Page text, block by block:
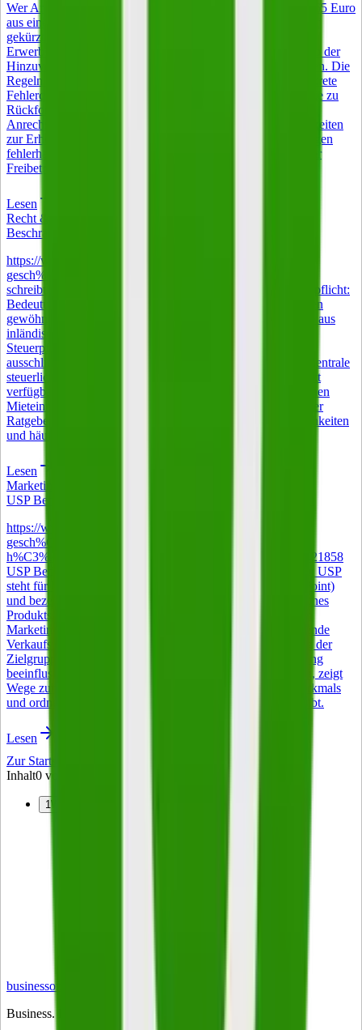
Wer Arbeitslosengeld I bezieht, darf 2026 monatlich bis zu 165 Euro
aus einem Nebenjob behalten, ohne dass das Arbeitslosengeld
gekürzt wird. Voraussetzung ist, dass die wöchentliche
Erwerbstätigkeit unter 15 Stunden bleibt. Jeder Euro oberhalb der
Hinzuverdienstgrenze wird vollständig vom ALG I abgezogen. Die
Regeln wirken auf den ersten Blick einfach, haben aber konkrete
Fehlerquellen bei Anrechnung, Meldepflichten und Steuer, die zu
Rückforderungen führen können. Dieser Guide erklärt die
Anrechnungsmechanik mit Beispielrechnung, zeigt Möglichkeiten
zur Erhöhung des Freibetrags und hilft beim Widerspruch gegen
fehlerhafte Bescheide. Die Kurzversion 165 Euro monatlicher
Freibetrag auf den Nebenverdienst bei ALG-I-Bezug.
Lesen
Recht & Steuern
Beschränkte Steuerpflicht: Bedeutung und Anwendung
https://www.istockphoto.com/de/foto/nahaufnahme-eines-
gesch%C3%A4ftsmanns-der-statistiken-und-grafiken-am-
schreibtisch-gm2211543779-628526355 Beschränkte Steuerpflicht:
Bedeutung und Anwendung Wer keinen Wohnsitz und keinen
gewöhnlichen Aufenthalt in Deutschland hat, aber Einkünfte aus
inländischen Quellen bezieht, unterliegt der beschränkten
Steuerpflicht nach § 1 Absatz 4 EStG. Besteuert wird dann
ausschließlich der im Inland erzielte Teil des Einkommens. Zentrale
steuerliche Entlastungen entfallen oder sind nur eingeschränkt
verfügbar. Betroffen sind vor allem Auswanderer mit deutschen
Mieteinnahmen und Rentner mit Wohnsitz im Ausland. Dieser
Ratgeber erläutert die Rechtsgrundlagen, Gestaltungsmöglichkeiten
und häufige Praxisfehler.
Lesen
Marketing
USP Bedeutung – was ein Alleinstellungsmerkmal ausmacht
https://www.istockphoto.com/de/foto/gl%C3%BCckliche-
gesch%C3%A4ftsfrau-mittleren-alters-managerin-beim-
h%C3%A4ndesch%C3%BCtteln-bei-gm2004890520-560421858
USP Bedeutung – was ein Alleinstellungsmerkmal ausmacht USP
steht für Unique Selling Proposition (auch Unique Selling Point)
und bezeichnet im Deutschen das Alleinstellungsmerkmal eines
Produkts, einer Dienstleistung oder eines Unternehmens. Im
Marketing ist der Begriff zentral: Gemeint ist das entscheidende
Verkaufsversprechen, das ein Angebot in der Wahrnehmung der
Zielgruppe unverwechselbar macht und die Kaufentscheidung
beeinflusst. Der folgende Artikel erklärt die USP Bedeutung, zeigt
Wege zur Entwicklung eines belastbaren Alleinstellungsmerkmals
und ordnet ein, warum das Konzept auch 2026 relevant bleibt.
Lesen
Zur Startseite
Inhalt0 von
1Welchen Umfang hat die Prokura?
businesson
Business. Klartext.